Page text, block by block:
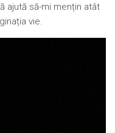
ajută să-mi mențin atât
vie.